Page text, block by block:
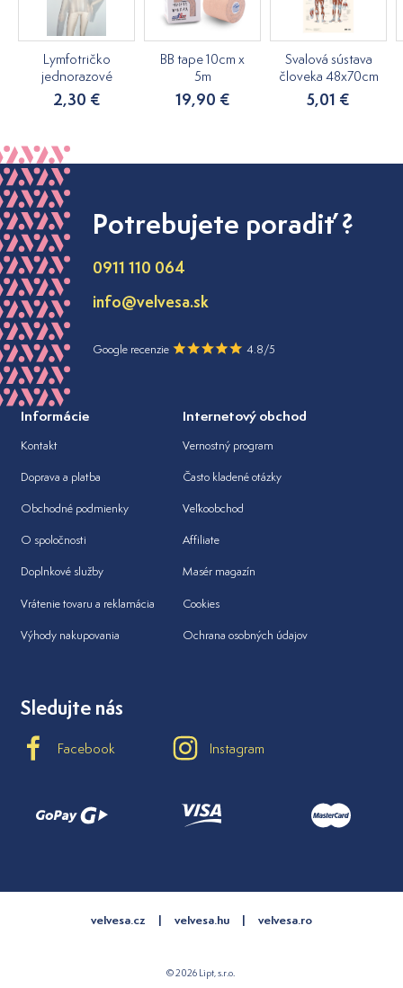
Lymfotričko
jednorazové
2,30 €
BB tape 10cm x
5m
19,90 €
Svalová sústava
človeka 48x70cm
5,01 €
Potrebujete poradiť ?
0911 110 064
info@velvesa.sk
Google recenzie 4.8/5
Informácie
Kontakt
Doprava a platba
Obchodné podmienky
O spoločnosti
Doplnkové služby
Vrátenie tovaru a reklamácia
Výhody nakupovania
Internetový obchod
Vernostný program
Často kladené otázky
Veľkoobchod
Affiliate
Masér magazín
Cookies
Ochrana osobných údajov
Sledujte nás
Facebook Instagram
© 2026 Lipt, s.r.o.
velvesa.cz velvesa.hu velvesa.ro